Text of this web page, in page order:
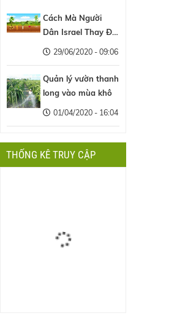
Cách Mà Người
Dân Israel Thay Đổi
Nền Nông Nghiệp
29/06/2020 - 09:06
Quản lý vườn thanh
long vào mùa khô
01/04/2020 - 16:04
THỐNG KÊ TRUY CẬP